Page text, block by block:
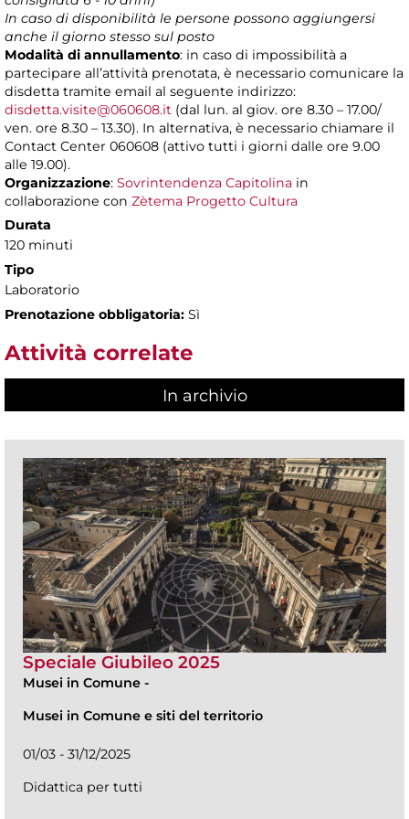
In caso di disponibilità le persone possono aggiungersi
anche il giorno stesso sul posto
Modalità di annullamento: in caso di impossibilità a
partecipare all’attività prenotata, è necessario comunicare la
disdetta tramite email al seguente indirizzo:
disdetta.visite@060608.it (dal lun. al giov. ore 8.30 – 17.00/
ven. ore 8.30 – 13.30). In alternativa, è necessario chiamare il
Contact Center 060608 (attivo tutti i giorni dalle ore 9.00
alle 19.00).
Organizzazione: Sovrintendenza Capitolina in
collaborazione con Zètema Progetto Cultura
Durata
120 minuti
Tipo
Laboratorio
Prenotazione obbligatoria: Sì
Attività correlate
In archivio
Speciale Giubileo 2025
Musei in Comune -
Musei in Comune e siti del territorio
01/03 - 31/12/2025
Didattica per tutti